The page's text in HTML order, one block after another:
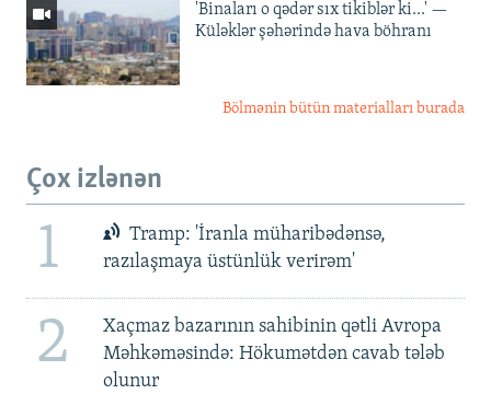
'Binaları o qədər sıx tikiblər ki...' —
Küləklər şəhərində hava böhranı
Bölmənin bütün materialları burada
Çox izlənən
1
Tramp: 'İranla müharibədənsə,
razılaşmaya üstünlük verirəm'
2
Xaçmaz bazarının sahibinin qətli Avropa
Məhkəməsində: Hökumətdən cavab tələb
olunur